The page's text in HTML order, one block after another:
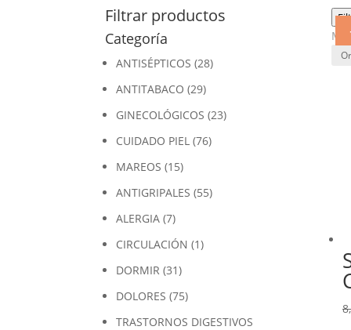
Filtrar productos
Categoría
ANTISÉPTICOS(28)
ANTITABACO(29)
GINECOLÓGICOS(23)
CUIDADO PIEL(76)
MAREOS(15)
ANTIGRIPALES(55)
ALERGIA(7)
CIRCULACIÓN(1)
DORMIR(31)
DOLORES(75)
TRASTORNOS DIGESTIVOS